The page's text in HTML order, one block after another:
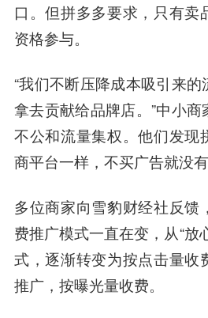
口。但拼多多要求，只有卖
资格参与。
“我们不断压降成本吸引来
拿去贡献给品牌店。”中小
不公和流量集权。他们发现
商平台一样，不买广告就没有
多位商家向雪豹财经社反馈
费推广模式一直在变，从“放
式，逐渐转变为按点击量收
推广，按曝光量收费。